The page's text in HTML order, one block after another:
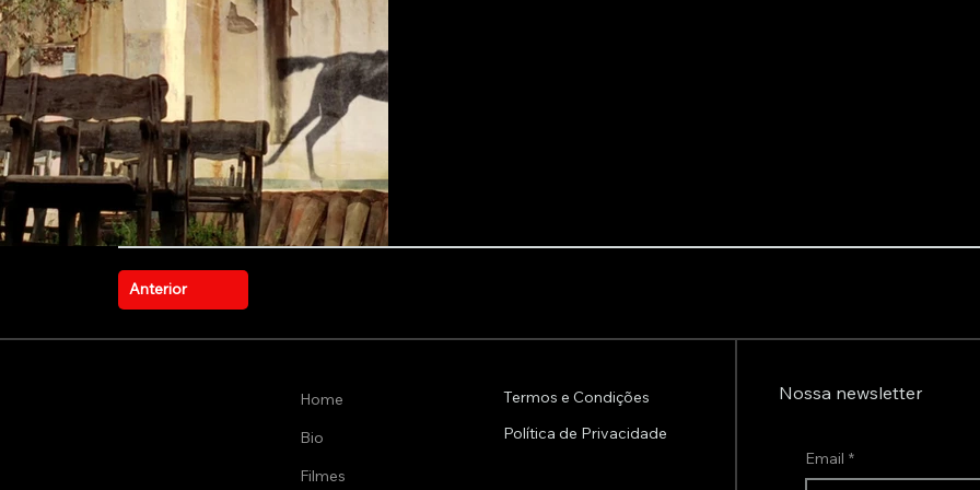
Anterior
Home
Bio
Filmes
Termos e Condições
Política de Privacidade
Nossa newsletter
Email *